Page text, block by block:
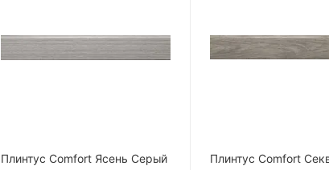
Плинтус Comfort Ясень Серый
Плинтус Comfort